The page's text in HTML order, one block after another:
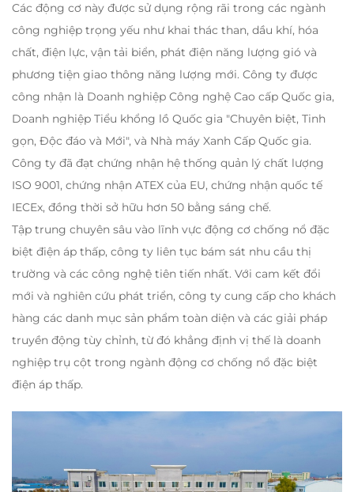
Các động cơ này được sử dụng rộng rãi trong các ngành
công nghiệp trọng yếu như khai thác than, dầu khí, hóa
chất, điện lực, vận tải biển, phát điện năng lượng gió và
phương tiện giao thông năng lượng mới. Công ty được
công nhận là Doanh nghiệp Công nghệ Cao cấp Quốc gia,
Doanh nghiệp Tiểu khổng lồ Quốc gia "Chuyên biệt, Tinh
gọn, Độc đáo và Mới", và Nhà máy Xanh Cấp Quốc gia.
Công ty đã đạt chứng nhận hệ thống quản lý chất lượng
ISO 9001, chứng nhận ATEX của EU, chứng nhận quốc tế
IECEx, đồng thời sở hữu hơn 50 bằng sáng chế.
Tập trung chuyên sâu vào lĩnh vực động cơ chống nổ đặc
biệt điện áp thấp, công ty liên tục bám sát nhu cầu thị
trường và các công nghệ tiên tiến nhất. Với cam kết đổi
mới và nghiên cứu phát triển, công ty cung cấp cho khách
hàng các danh mục sản phẩm toàn diện và các giải pháp
truyền động tùy chỉnh, từ đó khẳng định vị thế là doanh
nghiệp trụ cột trong ngành động cơ chống nổ đặc biệt
điện áp thấp.